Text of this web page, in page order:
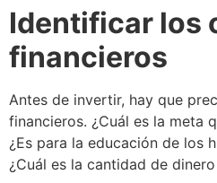
Identificar los
financieros
Antes de invertir, hay que
financieros. ¿Cuál es la meta
¿Es para la educación de los
¿Cuál es la cantidad de